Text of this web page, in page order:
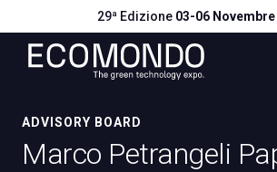
29ª Edizione 03-06 Novembre
Menù
ADVISORY BOARD
Marco Petrangeli